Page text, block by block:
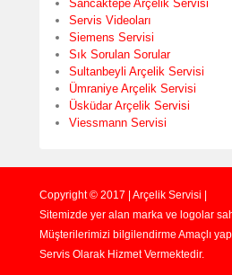
Sancaktepe Arçelik Servisi
Servis Videoları
Siemens Servisi
Sık Sorulan Sorular
Sultanbeyli Arçelik Servisi
Ümraniye Arçelik Servisi
Üsküdar Arçelik Servisi
Viessmann Servisi
Copyright © 2017 | Arçelik Servisi |
Sitemizde yer alan marka ve logolar
Müşterilerimizi bilgilendirme Amaçlı
Servis Olarak Hizmet Vermektedir.